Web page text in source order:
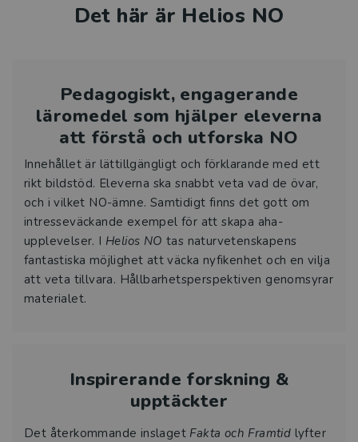
Det här är Helios NO
Pedagogiskt, engagerande
läromedel som hjälper eleverna
att förstå och utforska NO
Innehållet är lättillgängligt och förklarande med ett
rikt bildstöd. Eleverna ska snabbt veta vad de övar,
och i vilket NO-ämne. Samtidigt finns det gott om
intresseväckande exempel för att skapa aha-
upplevelser. I Helios NO tas naturvetenskapens
fantastiska möjlighet att väcka nyfikenhet och en vilja
att veta tillvara. Hållbarhetsperspektiven genomsyrar
materialet.
Inspirerande forskning &
upptäckter
Det återkommande inslaget Fakta och Framtid lyfter